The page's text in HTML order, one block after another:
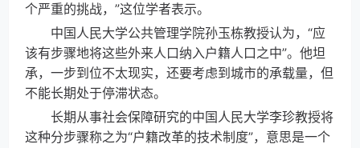
个严重的挑战，”这位学者表示。
中国人民大学公共管理学院孙玉栋教授认为，“应
该有步骤地将这些外来人口纳入户籍人口之中”。他坦
承，一步到位不太现实，还要考虑到城市的承载量，但
不能长期处于停滞状态。
长期从事社会保障研究的中国人民大学李珍教授将
这种分步骤称之为“户籍改革的技术制度”，意思是一个